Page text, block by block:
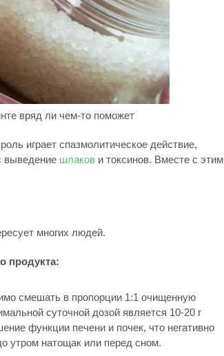
вряд ли чем-то поможет
играет спазмолитическое действие,
выведение шлаков и токсинов. Вместе с этим
многих людей.
продукта:
смешать в пропорции 1:1 очищенную
суточной дозой является 10-20 г
функции печени и почек, что негативно
утром натощак или перед сном.